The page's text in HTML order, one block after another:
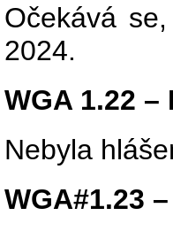
Očekává
2024.
WGA 1.22
Nebyla
WGA#1.23